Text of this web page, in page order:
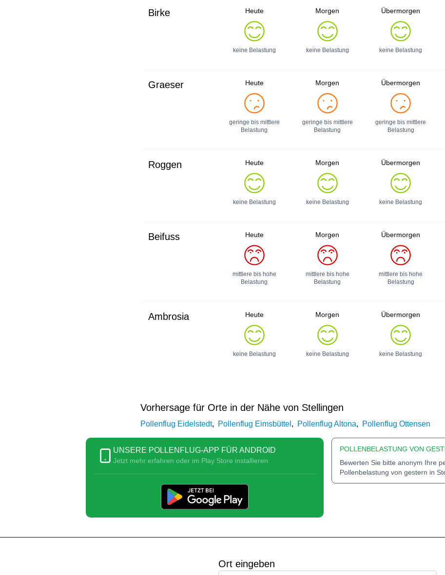
Birke Heute
keine Belastung
Morgen
keine Belastung
Übermorgen
keine Belastung
Graeser Heute
geringe bis mittlere
Belastung
Morgen
geringe bis mittlere
Belastung
Übermorgen
geringe bis mittlere
Belastung
Roggen Heute
keine Belastung
Morgen
keine Belastung
Übermorgen
keine Belastung
Beifuss Heute
mittlere bis hohe
Belastung
Morgen
mittlere bis hohe
Belastung
Übermorgen
mittlere bis hohe
Belastung
Ambrosia Heute
keine Belastung
Morgen
keine Belastung
Übermorgen
keine Belastung
Vorhersage für Orte in der Nähe von Stellingen
Pollenflug Eidelstedt, Pollenflug Eimsbüttel , Pollenflug Altona, Pollenflug Ottensen
UNSERE POLLENFLUG-APP FÜR ANDROID
Jetzt mehr erfahren oder im Play Store installieren
POLLENBELASTUNG VON
Bewerten Sie bitte anonym Ihre
Pollenbelastung von gestern in
Ort eingeben